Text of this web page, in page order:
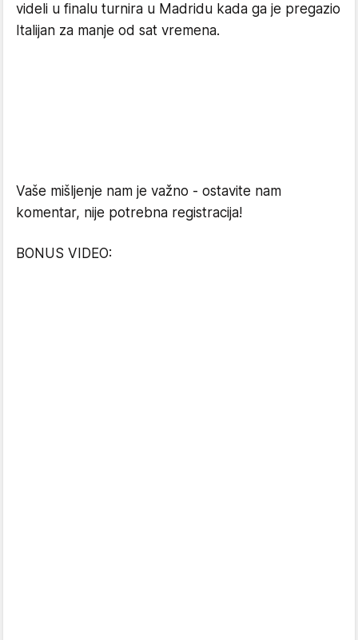
videli u finalu turnira u Madridu kada ga je pregazio
Italijan za manje od sat vremena.
Vaše mišljenje nam je važno - ostavite nam
komentar, nije potrebna registracija!
BONUS VIDEO: